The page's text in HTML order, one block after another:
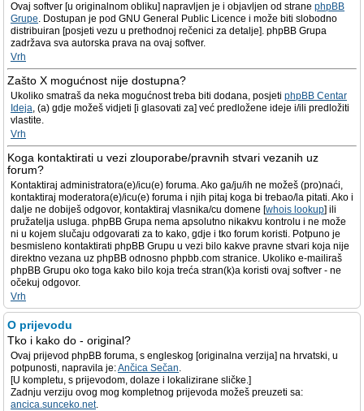
Ovaj softver [u originalnom obliku] napravljen je i objavljen od strane phpBB
Grupe. Dostupan je pod GNU General Public Licence i može biti slobodno
distribuiran [posjeti vezu u prethodnoj rečenici za detalje]. phpBB Grupa
zadržava sva autorska prava na ovaj softver.
Vrh
Zašto X mogućnost nije dostupna?
Ukoliko smatraš da neka mogućnost treba biti dodana, posjeti phpBB Centar
Ideja, (a) gdje možeš vidjeti [i glasovati za] već predložene ideje i/ili predložiti
vlastite.
Vrh
Koga kontaktirati u vezi zlouporabe/pravnih stvari vezanih uz
forum?
Kontaktiraj administratora(e)/icu(e) foruma. Ako ga/ju/ih ne možeš (pro)naći,
kontaktiraj moderatora(e)/icu(e) foruma i njih pitaj koga bi trebao/la pitati. Ako i
dalje ne dobiješ odgovor, kontaktiraj vlasnika/cu domene [whois lookup] ili
pružatelja usluga. phpBB Grupa nema apsolutno nikakvu kontrolu i ne može
ni u kojem slučaju odgovarati za to kako, gdje i tko forum koristi. Potpuno je
besmisleno kontaktirati phpBB Grupu u vezi bilo kakve pravne stvari koja nije
direktno vezana uz phpBB odnosno phpbb.com stranice. Ukoliko e-mailiraš
phpBB Grupu oko toga kako bilo koja treća stran(k)a koristi ovaj softver - ne
očekuj odgovor.
Vrh
O prijevodu
Tko i kako do - original?
Ovaj prijevod phpBB foruma, s engleskog [originalna verzija] na hrvatski, u
potpunosti, napravila je:Ančica Sečan.
[U kompletu, s prijevodom, dolaze i lokalizirane sličke.]
Zadnju verziju ovog mog kompletnog prijevoda možeš preuzeti sa:
ancica.sunceko.net.